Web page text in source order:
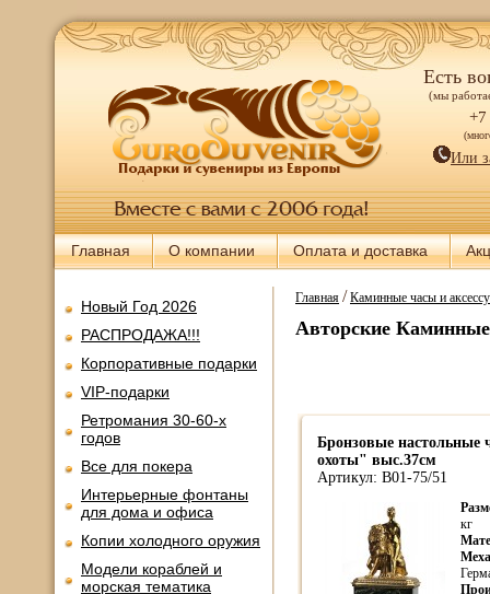
Есть
(мы
+7
Или
Главная О компании Оплата и доставка
Новый Год 2026
РАСПРОДАЖА!!!
Корпоративные подарки
VIP-подарки
Ретромания 30-60-х
годов
Все для покера
Интерьерные фонтаны
для дома и офиса
Копии холодного оружия
Модели кораблей и
морская тематика
Главная/Каминные часы и
Авторские
Бронзовые
охоты" выс.37см
Артикул: В01-75/51
кг